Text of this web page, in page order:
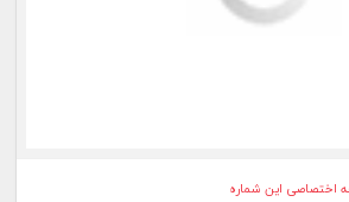
اختصاصی این شماره